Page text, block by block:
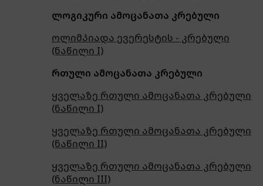
ლოგიკური ამოცანათა კრებული
ოლიმპიადა ევერესტის - კრებული
(ნაწილი I)
რთული ამოცანათა კრებული
ყველაზე რთული ამოცანათა კრებული
(ნაწილი I)
ყველაზე რთული ამოცანათა კრებული
(ნაწილი II)
ყველაზე რთული ამოცანათა კრებული
(ნაწილი III)